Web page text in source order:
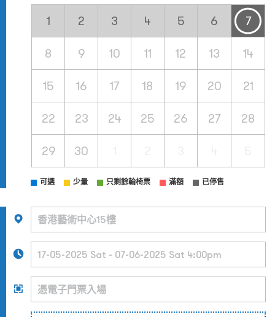
1 2 3 4 5 6 7
8 9 10 11 12 13 14
15 16 17 18 19 20 21
22 23 24 25 26 27 28
29 30
可選 少量 只剩餘輪椅票 滿額 已停售